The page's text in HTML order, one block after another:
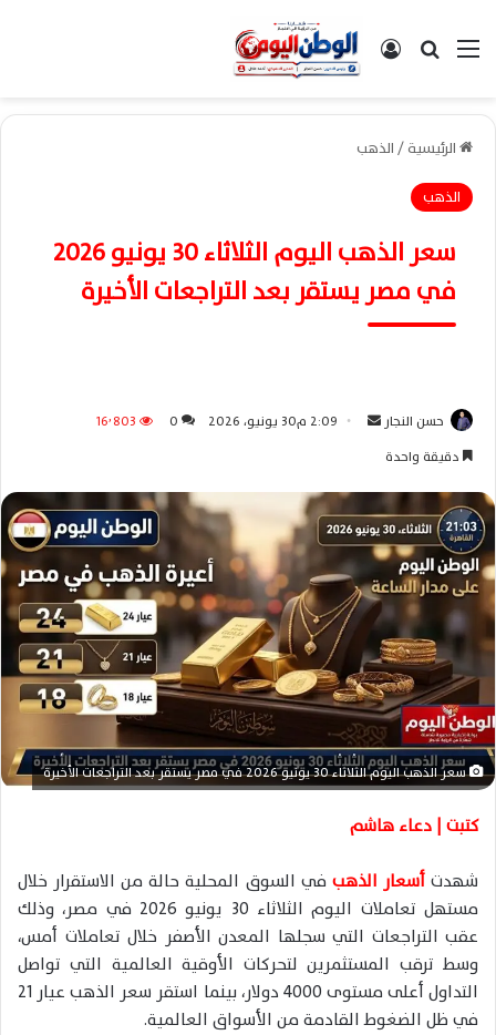
القائمةبحث عن تسجيل الدخول
الرئيسية/الذهب
الذهب
سعر الذهب اليوم الثلاثاء 30 يونيو 2026
في مصر يستقر بعد التراجعات الأخيرة
حسن النجار
ب
ر
ي
د
إ
ل
ك
ت
ر
و
ن
ا
2:09 م30 يونيو، 2026 0
16٬803
دقيقة واحدة
سعر الذهب اليوم الثلاثاء 30 يونيو 2026 في مصر يستقر بعد التراجعات الأخيرة
كتبت | دعاء هاشم
شهدتأسعار الذهب في السوق المحلية حالة من الاستقرار خلال
مستهل تعاملات اليوم الثلاثاء 30 يونيو 2026 في مصر، وذلك
عقب التراجعات التي سجلها المعدن الأصفر خلال تعاملات أمس،
وسط ترقب المستثمرين لتحركات الأوقية العالمية التي تواصل
التداول أعلى مستوى 4000 دولار، بينما استقر سعر الذهب عيار 21
في ظل الضغوط القادمة من الأسواق العالمية.